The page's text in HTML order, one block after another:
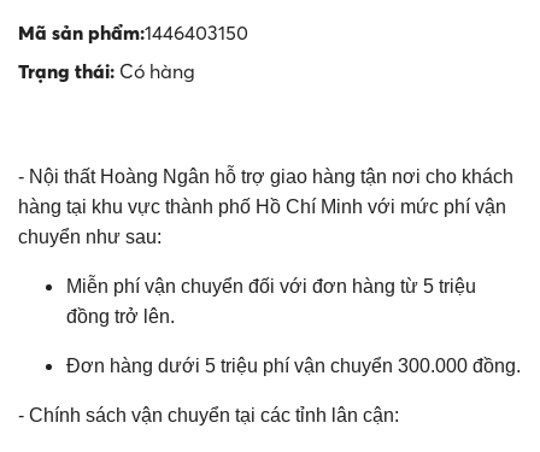
Mã sản phẩm:1446403150
Trạng thái: Có hàng
- Nội thất Hoàng Ngân hỗ trợ giao hàng tận nơi cho khách
hàng tại khu vực thành phố Hồ Chí Minh với mức phí vận
chuyển như sau:
Miễn phí vận chuyển đối với đơn hàng từ 5 triệu
đồng trở lên.
Đơn hàng dưới 5 triệu phí vận chuyển 300.000 đồng.
- Chính sách vận chuyển tại các tỉnh lân cận: